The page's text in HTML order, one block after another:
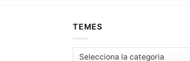
TEMES
Temes